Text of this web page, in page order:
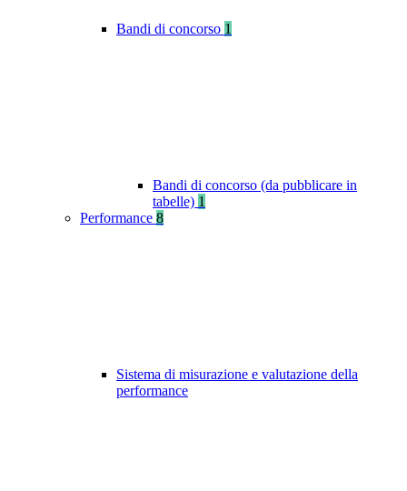
Bandi di concorso 1
Bandi di concorso (da pubblicare in
tabelle) 1
Performance 8
Sistema di misurazione e valutazione della
performance